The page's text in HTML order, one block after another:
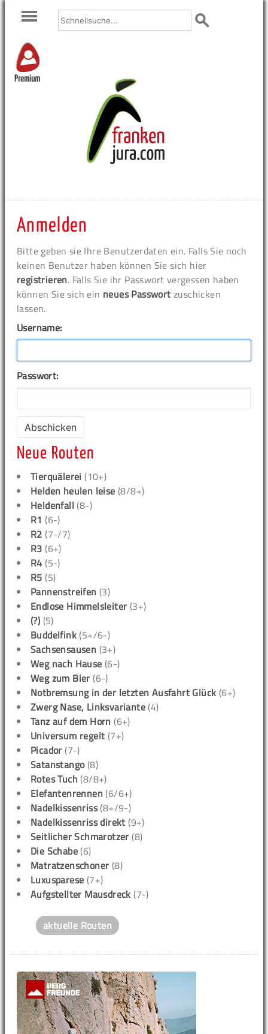
Premium
Anmelden
Bitte geben sie Ihre Benutzerdaten ein. Falls Sie noch
keinen Benutzer haben können Sie sich hier
registrieren. Falls Sie ihr Passwort vergessen haben
können Sie sich ein neues Passwort zuschicken
lassen.
Username:
Passwort:
Neue Routen
Tierquälerei (10+)
Helden heulen leise (8/8+)
Heldenfall (8-)
R1 (6-)
R2 (7-/7)
R3 (6+)
R4 (5-)
R5 (5)
Pannenstreifen (3)
Endlose Himmelsleiter (3+)
(?) (5)
Buddelfink (5+/6-)
Sachsensausen (3+)
Weg nach Hause (6-)
Weg zum Bier (6-)
Notbremsung in der letzten Ausfahrt Glück (6+)
Zwerg Nase, Linksvariante (4)
Tanz auf dem Horn (6+)
Universum regelt (7+)
Picador (7-)
Satanstango(8)
Rotes Tuch (8/8+)
Elefantenrennen (6/6+)
Nadelkissenriss(8+/9-)
Nadelkissenriss direkt (9+)
Seitlicher Schmarotzer (8)
Die Schabe (6)
Matratzenschoner (8)
Luxusparese (7+)
Aufgstellter Mausdreck (7-)
aktuelle Routen